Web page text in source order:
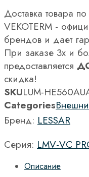
Доставка товара
VEKOTERM -
брендов и дает
При заказе 3х и
предоставляется
скидка!
SKULUM-
Categories
Бренд: LESSAR
Серия: LMV-VC
Описание